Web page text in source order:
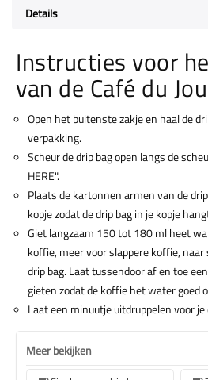
Details
Instructies voor
van de Café du
Open het buitenste zakje en haal de
verpakking.
Scheur de drip bag open langs de
HERE".
Plaats de kartonnen armen van de
kopje zodat de drip bag in je kopje
Giet langzaam 150 tot 180 ml heet
koffie, meer voor slappere koffie,
drip bag. Laat tussendoor af en toe
gieten zodat de koffie het water goed
Laat een minuutje uitdruppelen voor
Meer bekijken